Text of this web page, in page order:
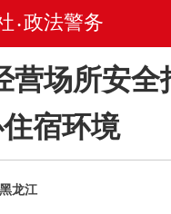
• 政法警务
营场所安全
宿环境
龙江